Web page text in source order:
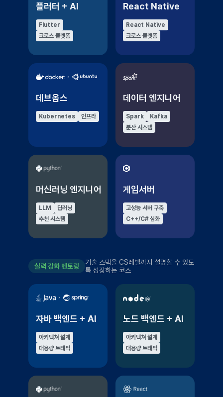
플러터 + AI
Flutter
크로스 플랫폼
React Native
React Native
크로스 플랫폼
데브옵스
Kubernetes 인프라
데이터 엔지니어
Spark
Kafka
분산 시스템
머신러닝 엔지니어
LLM
딥러닝
추천 시스템
게임서버
고성능 서버 구축
C++/C# 심화
실력 강화 멘토링
기술 스택을 CS레벨까지 설명할 수 있도
록 성장하는 코스
자바 백엔드 + AI
아키텍쳐 설계
대용량 트래픽
노드 백엔드 + AI
아키텍쳐 설계
대용량 트래픽